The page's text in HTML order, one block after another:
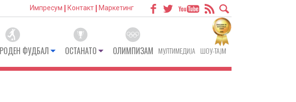
Импресум Контакт Маркетинг
ФУДБАЛ ОСТАНАТО ОЛИМПИЗАМ МУЛТИМЕДИЈА ШОУ-ТАЈМ